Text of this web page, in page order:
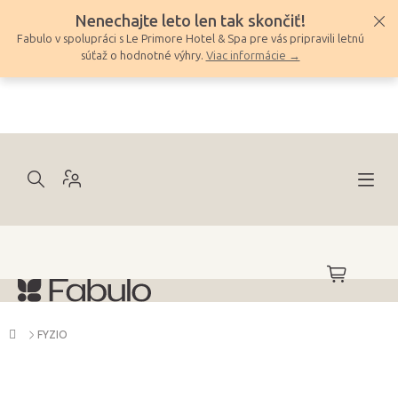
obsah
Nenechajte leto len tak skončiť!
Fabulo v spolupráci s Le Primore Hotel & Spa pre vás pripravili letnú
súťaž o hodnotné výhry. Viac informácie →
NÁKUPNÝ
KOŠÍK
Domov
FYZIO